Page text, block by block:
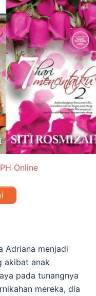
Online
Adriana menjadi
akibat anak
pada tunangnya
mereka, dia